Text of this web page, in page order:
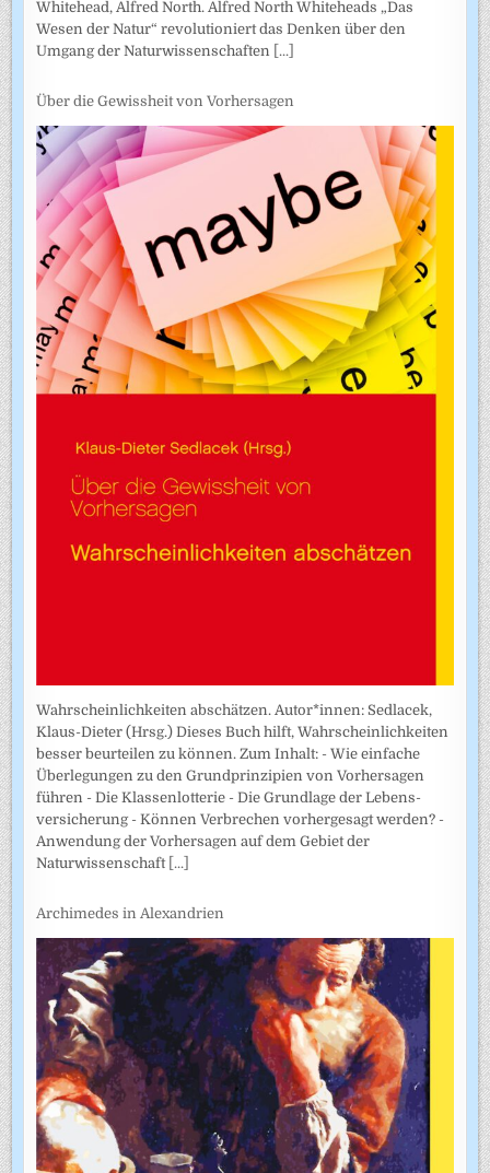
Whitehead, Alfred North. Alfred North Whiteheads „Das
Wesen der Natur“ revolutioniert das Denken über den
Umgang der Naturwissenschaften [...]
Über die Gewissheit von Vorhersagen
Wahrscheinlichkeiten abschätzen. Autor*innen: Sedlacek,
Klaus-Dieter (Hrsg.) Dieses Buch hilft, Wahrscheinlichkeiten
besser beurteilen zu können. Zum Inhalt: - Wie einfache
Überlegungen zu den Grundprinzipien von Vorhersagen
führen - Die Klassenlotterie - Die Grundlage der Lebens­
versicherung - Können Verbrechen vorhergesagt werden? -
Anwendung der Vorhersagen auf dem Gebiet der
Naturwissenschaft [...]
Archimedes in Alexandrien